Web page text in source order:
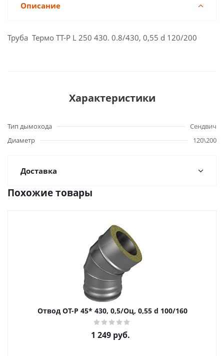
Описание
Труба Термо ТТ-Р L 250 430. 0.8/430, 0,55 d 120/200
Характеристики
Тип дымохода
Сендвич
Диаметр
120\200
Доставка
Похожие товары
Отвод ОТ-Р 45* 430, 0,5/Оц, 0,55 d 100/160
1 249 руб.